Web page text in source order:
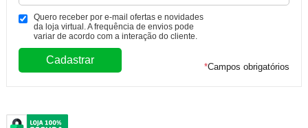
Quero receber por e-mail ofertas e novidades
da loja virtual. A frequência de envios pode
variar de acordo com a interação do cliente.
*Campos obrigatórios